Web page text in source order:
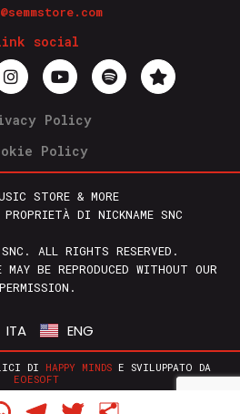
social
Policy
Policy
STORE & MORE
DI NICKNAME SNC
ALL RIGHTS RESERVED.
BE REPRODUCED WITHOUT OUR
PERMISSION.
ITA ENG
DI HAPPY MINDS E SVILUPPATO DA
EOESOFT
WhatsAppTelegram
Twitter